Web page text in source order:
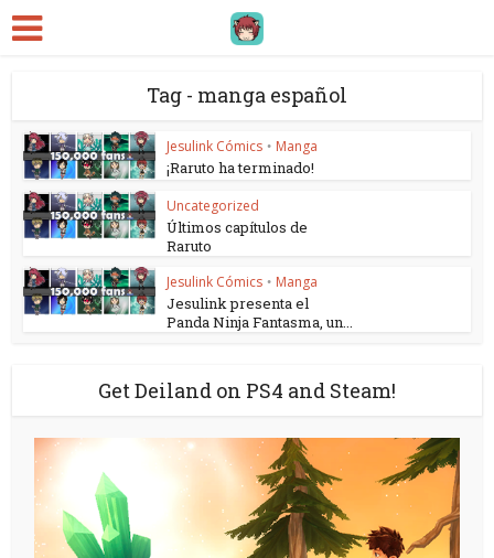
Tag - manga español
Jesulink Cómics • Manga
¡Raruto ha terminado!
Uncategorized
Últimos capítulos de
Raruto
Jesulink Cómics • Manga
Jesulink presenta el
Panda Ninja Fantasma, un...
Get Deiland on PS4 and Steam!